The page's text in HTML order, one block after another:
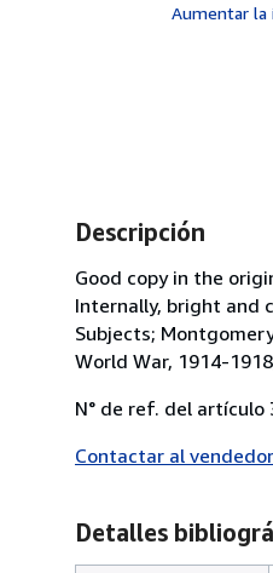
Aumentar la
Descripción
Good copy in the
Internally, bright and
Subjects;
World War, 1914-
N° de ref. del artículo
Contactar al vendedor
Detalles